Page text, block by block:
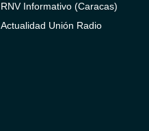
RNV Informativo (Caracas)
Actualidad Unión Radio